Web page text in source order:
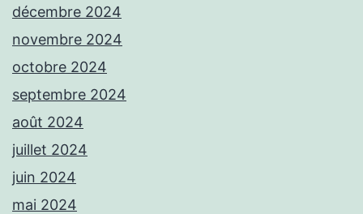
décembre 2024
novembre 2024
octobre 2024
septembre 2024
août 2024
juillet 2024
juin 2024
mai 2024